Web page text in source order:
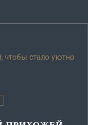
чтобы стало уютно